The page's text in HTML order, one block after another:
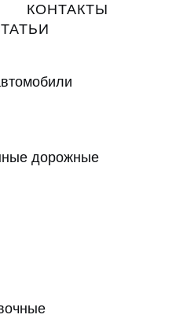
КОНТАКТЫ
дорожные